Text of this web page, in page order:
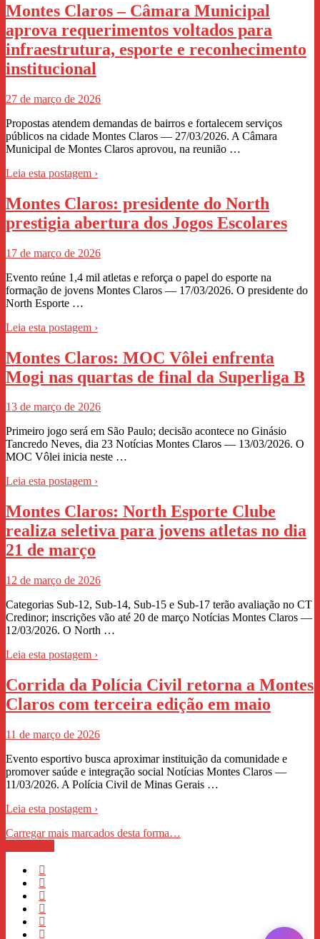
Montes Claros – Câmara Municipal
aprova requerimentos voltados para
infraestrutura, esporte e reconhecimento
institucional
27 de março de 2026
Propostas atendem demandas de bairros e fortalecem serviços
públicos na cidade Montes Claros — 27/03/2026. A Câmara
Municipal de Montes Claros aprovou, na reunião …
Leia esta postagem ›
Montes Claros: presidente do North
prestigia abertura dos Jogos Escolares
17 de março de 2026
Evento reúne 1,4 mil atletas e reforça o papel do esporte na
formação de jovens Montes Claros — 17/03/2026. O presidente do
North Esporte …
Leia esta postagem ›
Montes Claros: MOC Vôlei enfrenta
Mogi nas quartas de final da Superliga B
13 de março de 2026
Primeiro jogo será em São Paulo; decisão acontece no Ginásio
Tancredo Neves, dia 23 Notícias Montes Claros — 13/03/2026. O
MOC Vôlei inicia neste …
Leia esta postagem ›
Montes Claros: North Esporte Clube
realiza seletiva para jovens atletas no dia
21 de março
12 de março de 2026
Categorias Sub-12, Sub-14, Sub-15 e Sub-17 terão avaliação no CT
Credinor; inscrições vão até 20 de março Notícias Montes Claros —
12/03/2026. O North …
Leia esta postagem ›
Corrida da Polícia Civil retorna a Montes
Claros com terceira edição em maio
11 de março de 2026
Evento esportivo busca aproximar instituição da comunidade e
promover saúde e integração social Notícias Montes Claros —
11/03/2026. A Polícia Civil de Minas Gerais …
Leia esta postagem ›
Carregar mais marcados desta forma…